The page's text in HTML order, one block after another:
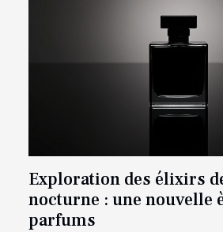
Exploration des élixirs
nocturne : une nouvelle
parfums